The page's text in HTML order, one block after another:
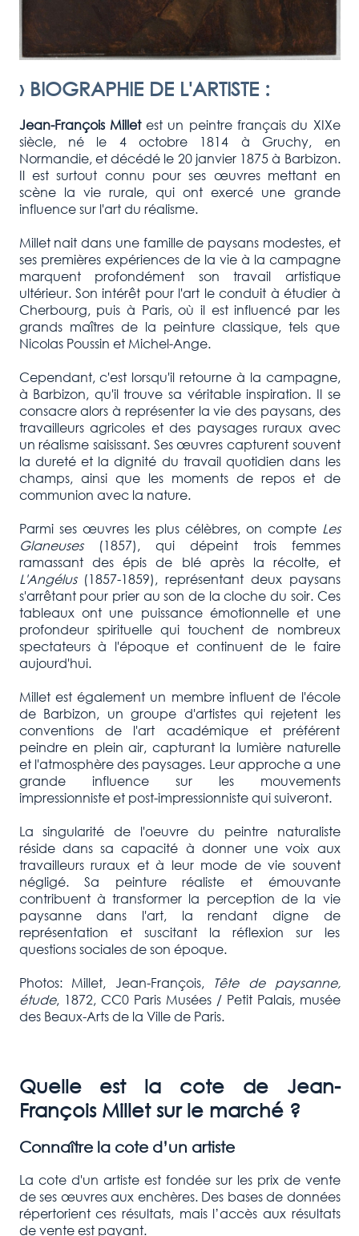
› BIOGRAPHIE DE L'ARTISTE:
Jean-François Milletest un peintre français du XIXe
siècle, né le 4 octobre 1814 à Gruchy, en
Normandie, et décédé le 20 janvier 1875 à Barbizon.
Il est surtout connu pour ses œuvres mettant en
scène la vie rurale, qui ont exercé une grande
influence sur l'art du réalisme.
Millet nait dans une famille de paysans modestes, et
ses premières expériences de la vie à la campagne
marquent profondément son travail artistique
ultérieur. Son intérêt pour l'art le conduit à étudier à
Cherbourg, puis à Paris, où il est influencé par les
grands maîtres de la peinture classique, tels que
Nicolas Poussin et Michel-Ange.
Cependant, c'est lorsqu'il retourne à la campagne,
à Barbizon, qu'il trouve sa véritable inspiration. Il se
consacre alors à représenter la vie des paysans, des
travailleurs agricoles et des paysages ruraux avec
un réalisme saisissant. Ses œuvres capturent souvent
la dureté et la dignité du travail quotidien dans les
champs, ainsi que les moments de repos et de
communion avec la nature.
Parmi ses œuvres les plus célèbres, on compteLes
Glaneuses(1857), qui dépeint trois femmes
ramassant des épis de blé après la récolte, et
L'Angélus(1857-1859), représentant deux paysans
s'arrêtant pour prier au son de la cloche du soir. Ces
tableaux ont une puissance émotionnelle et une
profondeur spirituelle qui touchent de nombreux
spectateurs à l'époque et continuent de le faire
aujourd'hui.
Millet est également un membre influent de l'école
de Barbizon, un groupe d'artistes qui rejetent les
conventions de l'art académique et préférent
peindre en plein air, capturant la lumière naturelle
et l'atmosphère des paysages. Leur approche a une
grande influence sur les mouvements
impressionniste et post-impressionniste qui suiveront.
La singularité de l'oeuvre du peintre naturaliste
réside dans sa capacité à donner une voix aux
travailleurs ruraux et à leur mode de vie souvent
négligé. Sa peinture réaliste et émouvante
contribuent à transformer la perception de la vie
paysanne dans l'art, la rendant digne de
représentation et suscitant la réflexion sur les
questions sociales de son époque.
Photos: Millet, Jean-François,Tête de paysanne,
étude, 1872, CC0 Paris Musées / Petit Palais, musée
des Beaux-Arts de la Ville de Paris.
Quelle est la cote de Jean-
François Millet sur le marché ?
Connaître la cote d’un artiste
La cote d'un artiste est fondée sur les prix de vente
de ses œuvres aux enchères. Des bases de données
répertorient ces résultats, mais l’accès aux résultats
de vente est payant.